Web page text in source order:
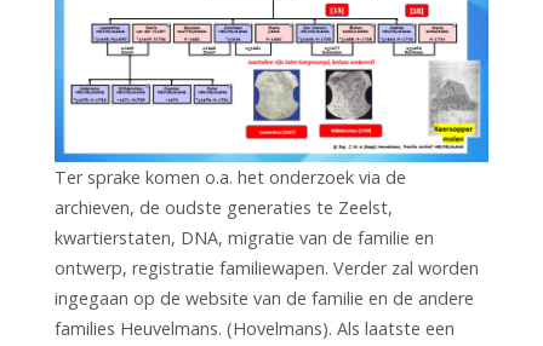
Ter sprake komen o.a. het onderzoek via de
archieven, de oudste generaties te Zeelst,
kwartierstaten, DNA, migratie van de familie en
ontwerp, registratie familiewapen. Verder zal worden
ingegaan op de website van de familie en de andere
families Heuvelmans. (Hovelmans). Als laatste een